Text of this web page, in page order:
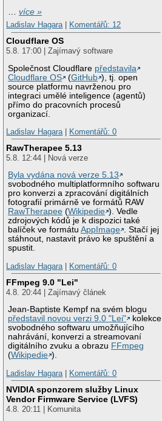
…více »
Ladislav Hagara| Komentářů: 12
Cloudflare OS
5.8. 17:00 | Zajímavý software
Společnost Cloudflare představila
Cloudflare OS
(GitHub ), tj. open
source platformu navrženou pro
integraci umělé inteligence (agentů)
přímo do pracovních procesů
organizací.
Ladislav Hagara| Komentářů: 0
RawTherapee 5.13
5.8. 12:44 | Nová verze
Byla vydána nová verze 5.13
svobodného multiplatformního softwaru
pro konverzi a zpracování digitálních
fotografií primárně ve formátů RAW
RawTherapee (Wikipedie ). Vedle
zdrojových kódů je k dispozici také
balíček ve formátuAppImage . Stačí jej
stáhnout, nastavit právo ke spuštění a
spustit.
Ladislav Hagara| Komentářů: 0
FFmpeg 9.0 "Lei"
4.8. 20:44 | Zajímavý článek
Jean-Baptiste Kempf na svém blogu
představil novou verzi 9.0 "Lei"
kolekce
svobodného softwaru umožňujícího
nahrávání, konverzi a streamovaní
digitálního zvuku a obrazu FFmpeg
(Wikipedie ).
Ladislav Hagara| Komentářů: 0
NVIDIA sponzorem služby Linux
Vendor Firmware Service (LVFS)
4.8. 20:11 | Komunita